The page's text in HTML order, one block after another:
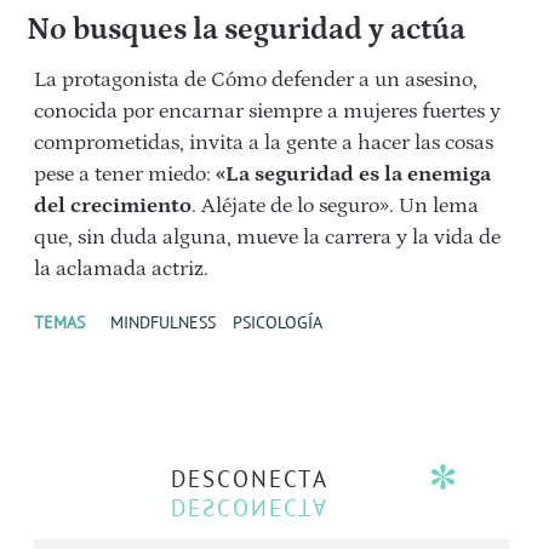
No busques la seguridad y actúa
La protagonista de Cómo defender a un asesino,
conocida por encarnar siempre a mujeres fuertes y
comprometidas, invita a la gente a hacer las cosas
pese a tener miedo: «La seguridad es la enemiga
del crecimiento. Aléjate de lo seguro». Un lema
que, sin duda alguna, mueve la carrera y la vida de
la aclamada actriz.
TEMAS MINDFULNESS PSICOLOGÍA
DESCONECTA